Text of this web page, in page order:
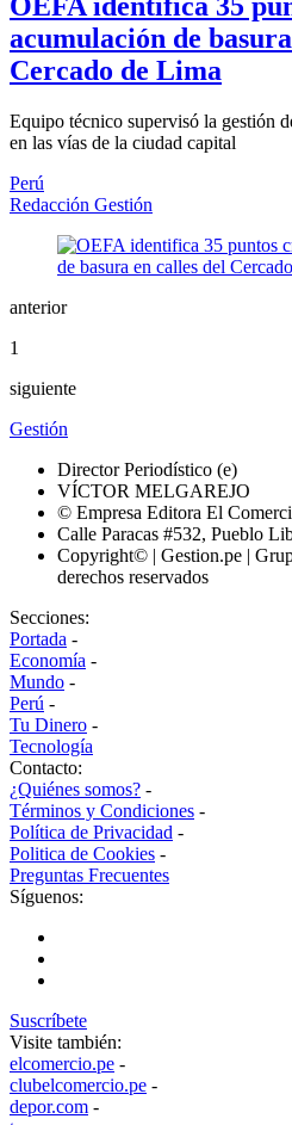
OEFA identifica 35
acumulación de
Cercado de Lima
Equipo técnico supervisó la gestión
en las vías de la ciudad capital
Perú
Redacción Gestión
anterior
1
siguiente
Gestión
Director Periodístico (e)
VÍCTOR MELGAREJO
© Empresa Editora El
Calle Paracas #532, Pueblo
Copyright© | Gestion.pe |
derechos reservados
Secciones:
Portada -
Economía -
Mundo -
Perú -
Tu Dinero -
Tecnología
Contacto:
¿Quiénes somos? -
Términos y Condiciones -
Política de Privacidad -
Politica de Cookies -
Preguntas Frecuentes
Síguenos:
Suscríbete
Visite también:
elcomercio.pe -
clubelcomercio.pe -
depor.com -